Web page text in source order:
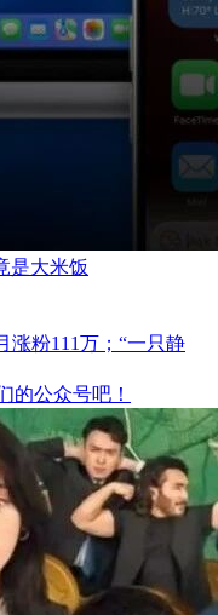
是大米饭
涨粉111万；“一只静
的公众号吧！